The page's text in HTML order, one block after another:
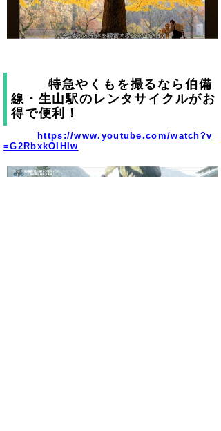
特急やくもを撮るなら伯備
線・生山駅のレンタサイクルがお
得で便利！
https://www.youtube.com/watch?v
=G2RbxkOIHIw